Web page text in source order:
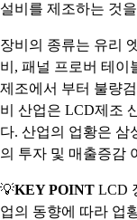
설비를 제조하는 것
장비의 종류는 유리
비, 패널 프로버 테이
제조에서 부터 불량
비 산업은 LCD제조
다. 산업의 업황은 삼
의 투자 및 매출증감
💡KEY POINT LCD
업의 동향에 따라 업